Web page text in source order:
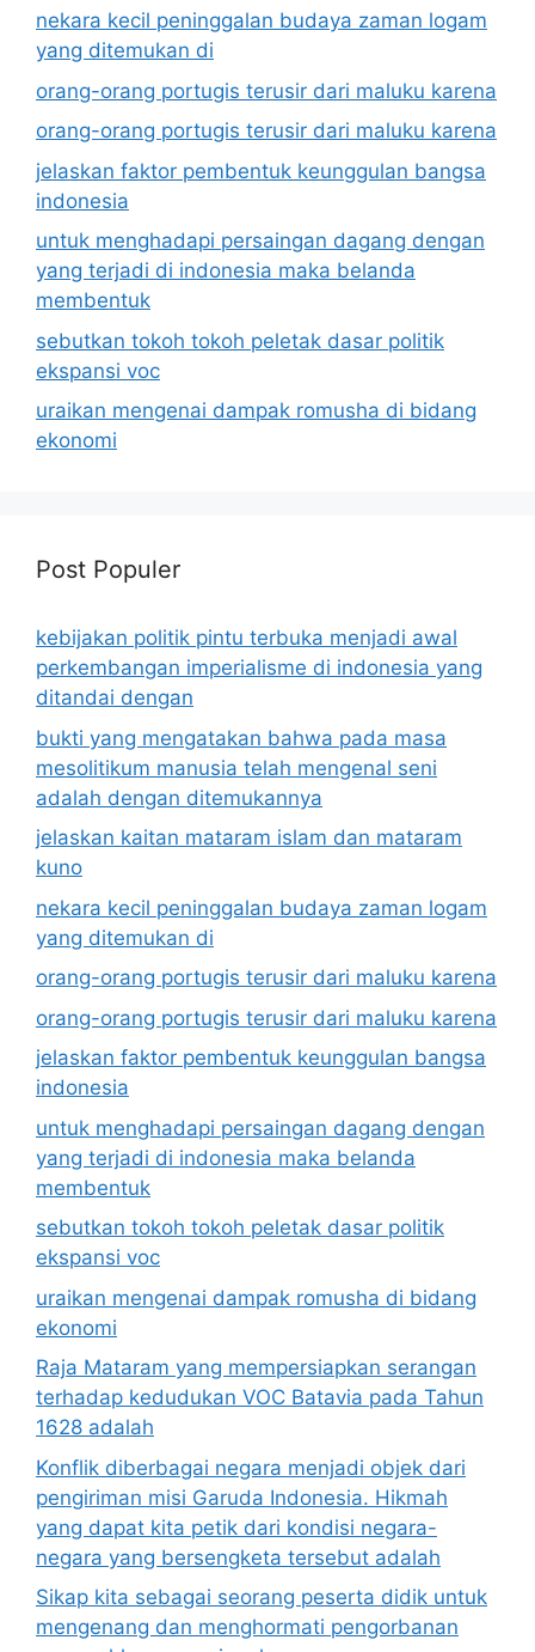
nekara kecil peninggalan budaya zaman logam
yang ditemukan di
orang-orang portugis terusir dari maluku karena
orang-orang portugis terusir dari maluku karena
jelaskan faktor pembentuk keunggulan bangsa
indonesia
untuk menghadapi persaingan dagang dengan
yang terjadi di indonesia maka belanda
membentuk
sebutkan tokoh tokoh peletak dasar politik
ekspansi voc
uraikan mengenai dampak romusha di bidang
ekonomi
Post Populer
kebijakan politik pintu terbuka menjadi awal
perkembangan imperialisme di indonesia yang
ditandai dengan
bukti yang mengatakan bahwa pada masa
mesolitikum manusia telah mengenal seni
adalah dengan ditemukannya
jelaskan kaitan mataram islam dan mataram
kuno
nekara kecil peninggalan budaya zaman logam
yang ditemukan di
orang-orang portugis terusir dari maluku karena
orang-orang portugis terusir dari maluku karena
jelaskan faktor pembentuk keunggulan bangsa
indonesia
untuk menghadapi persaingan dagang dengan
yang terjadi di indonesia maka belanda
membentuk
sebutkan tokoh tokoh peletak dasar politik
ekspansi voc
uraikan mengenai dampak romusha di bidang
ekonomi
Raja Mataram yang mempersiapkan serangan
terhadap kedudukan VOC Batavia pada Tahun
1628 adalah
Konflik diberbagai negara menjadi objek dari
pengiriman misi Garuda Indonesia. Hikmah
yang dapat kita petik dari kondisi negara-
negara yang bersengketa tersebut adalah
Sikap kita sebagai seorang peserta didik untuk
mengenang dan menghormati pengorbanan